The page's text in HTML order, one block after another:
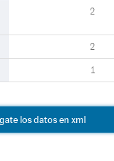
2
2
1
los datos en xml